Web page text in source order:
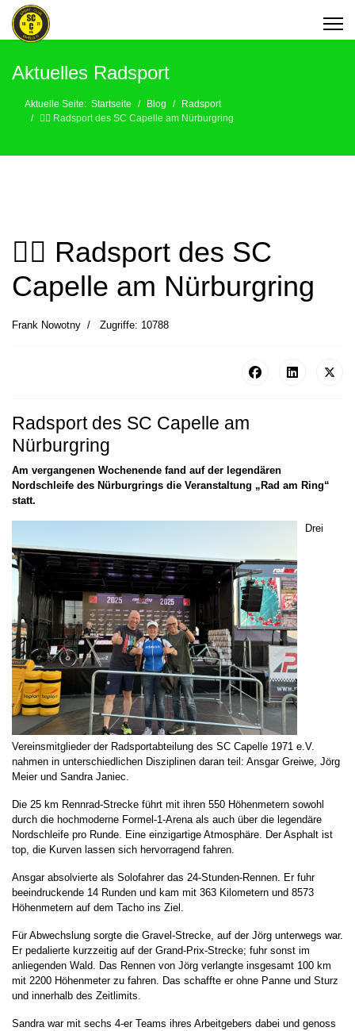
Aktuelles Radsport
Aktuelle Seite: Startseite Blog
Radsport
🚴‍♂️ Radsport des SC Capelle am Nürburgring
🚴‍♂️ Radsport des SC
Capelle am Nürburgring
Frank Nowotny Zugriffe: 10788
Radsport des SC Capelle am
Nürburgring
Am vergangenen Wochenende fand auf der legendären
Nordschleife des Nürburgrings die Veranstaltung „Rad am Ring“
statt.
Drei
Vereinsmitglieder der Radsportabteilung des SC Capelle 1971 e.V.
nahmen in unterschiedlichen Disziplinen daran teil: Ansgar Greiwe, Jörg
Meier und Sandra Janiec.
Die 25 km Rennrad-Strecke führt mit ihren 550 Höhenmetern sowohl
durch die hochmoderne Formel-1-Arena als auch über die legendäre
Nordschleife pro Runde. Eine einzigartige Atmosphäre. Der Asphalt ist
top, die Kurven lassen sich hervorragend fahren.
Ansgar absolvierte als Solofahrer das 24-Stunden-Rennen. Er fuhr
beeindruckende 14 Runden und kam mit 363 Kilometern und 8573
Höhenmetern auf dem Tacho ins Ziel.
Für Abwechslung sorgte die Gravel-Strecke, auf der Jörg unterwegs war.
Er pedalierte kurzzeitig auf der Grand-Prix-Strecke; fuhr sonst im
anliegenden Wald. Das Rennen von Jörg verlangte insgesamt 100 km
mit 2200 Höhenmeter zu fahren. Das schaffte er ohne Panne und Sturz
und innerhalb des Zeitlimits.
Sandra war mit sechs 4-er Teams ihres Arbeitgebers dabei und genoss